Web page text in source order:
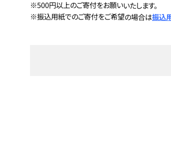
※500円以上のご寄付をお願いいたします。
※振込用紙でのご寄付をご希望の場合は振込